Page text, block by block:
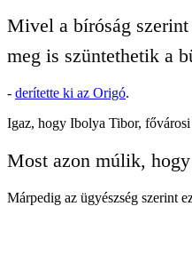
Mivel a bíróság
meg is szüntethetik a
- derítette ki az Origó.
Igaz, hogy Ibolya Tibor,
Most azon múlik,
Márpedig az ügyészség szerint